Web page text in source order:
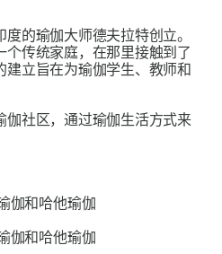
的瑜伽大师德夫拉特创立。
传统家庭，在那里接触到了
建立旨在为瑜伽学生、教师和
伽社区，通过瑜伽生活方式来
伽和哈他瑜伽
伽和哈他瑜伽